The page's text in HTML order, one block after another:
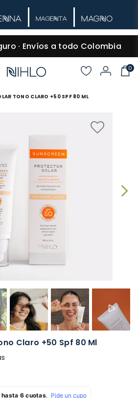
· Envíos a todo Colombia
0
TONO CLARO +50 SPF 80 ML
Claro +50 Spf 80 Ml